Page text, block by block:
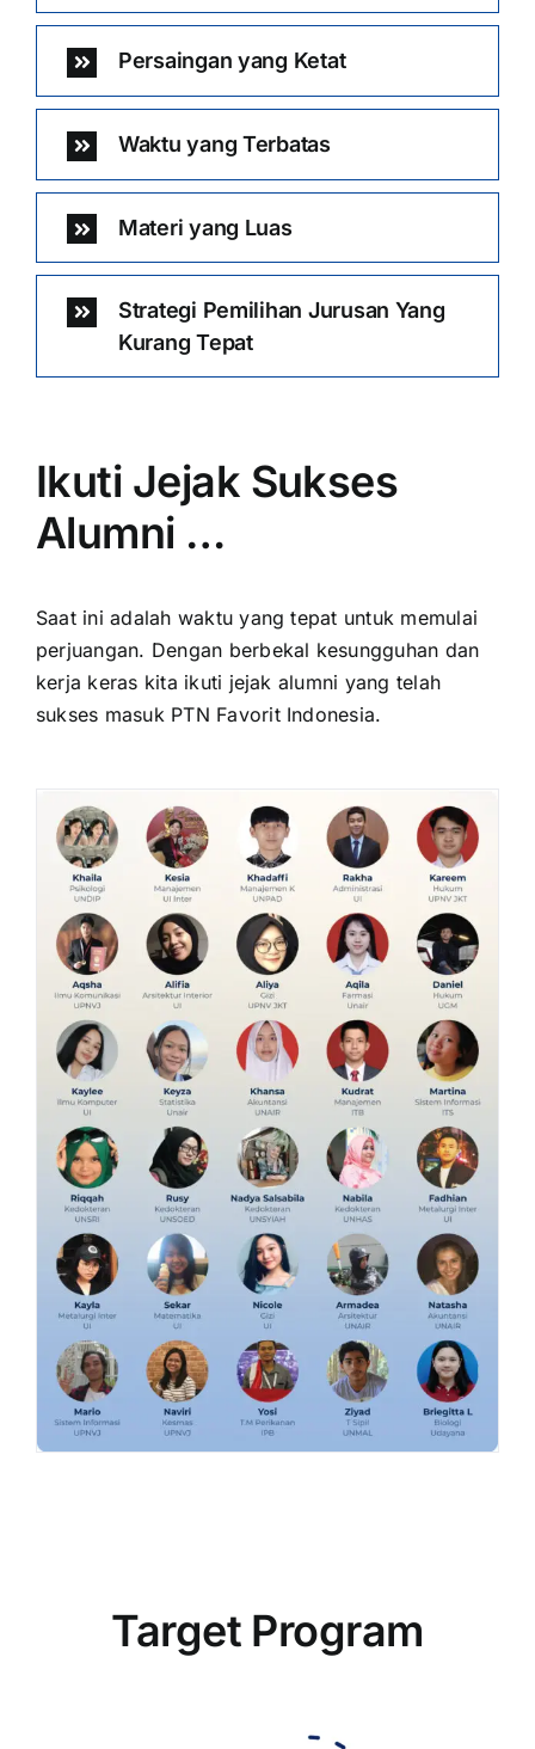
Persaingan yang Ketat
Waktu yang Terbatas
Materi yang Luas
Strategi Pemilihan Jurusan Yang
Kurang Tepat
Ikuti Jejak Sukses
Alumni …
Saat ini adalah waktu yang tepat untuk memulai
perjuangan. Dengan berbekal kesungguhan dan
kerja keras kita ikuti jejak alumni yang telah
sukses masuk PTN Favorit Indonesia.
Target Program